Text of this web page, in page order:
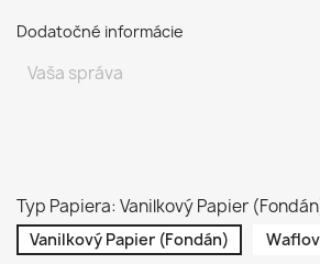
Dodatočné informácie
Typ Papiera: Vanilkový Papier
Vanilkový Papier (Fondán)